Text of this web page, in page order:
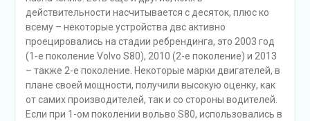
действительности насчитывается с десяток, плюс ко
всему – некоторые устройства двс активно
проецировались на стадии ребрендинга, это 2003 год
(1-е поколение Volvo S80), 2010 (2-е поколение) и 2013
– также 2-е поколение. Некоторые марки двигателей, в
плане своей мощности, получили высокую оценку, как
от самих производителей, так и со стороны водителей.
Если при 1-ом поколении вольво S80, использовались в